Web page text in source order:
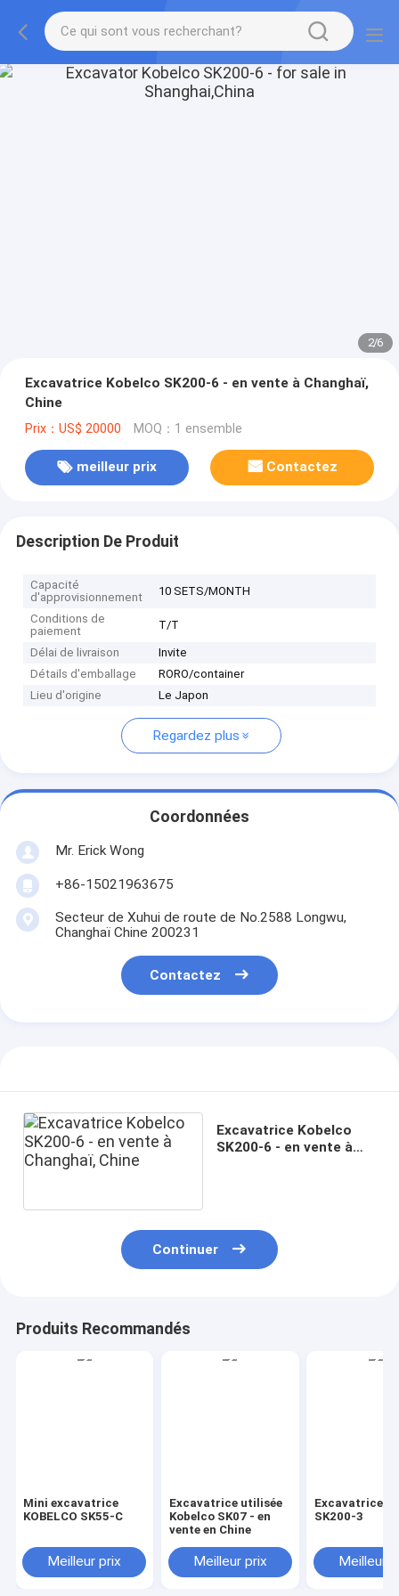
2/6
Excavatrice Kobelco SK200-6 - en vente à Changhaï,
Chine
Prix：US$ 20000 MOQ：1 ensemble
meilleur prix Contactez
Description De Produit
Capacité
d'approvisionnement
10 SETS/MONTH
Conditions de
paiement
T/T
Délai de livraison
Invite
Détails d'emballage
RORO/container
Lieu d'origine
Le Japon
Regardez plus
Coordonnées
Mr. Erick Wong
+86-15021963675
Secteur de Xuhui de route de No.2588 Longwu,
Changhaï Chine 200231
Contactez
Excavatrice Kobelco
SK200-6 - en vente à
Continuer
Produits Recommandés
Mini excavatrice
KOBELCO SK55-C
Meilleur prix
Excavatrice utilisée
Kobelco SK07 - en
vente en Chine
Meilleur prix
Excavatrice
SK200-3
Meilleur